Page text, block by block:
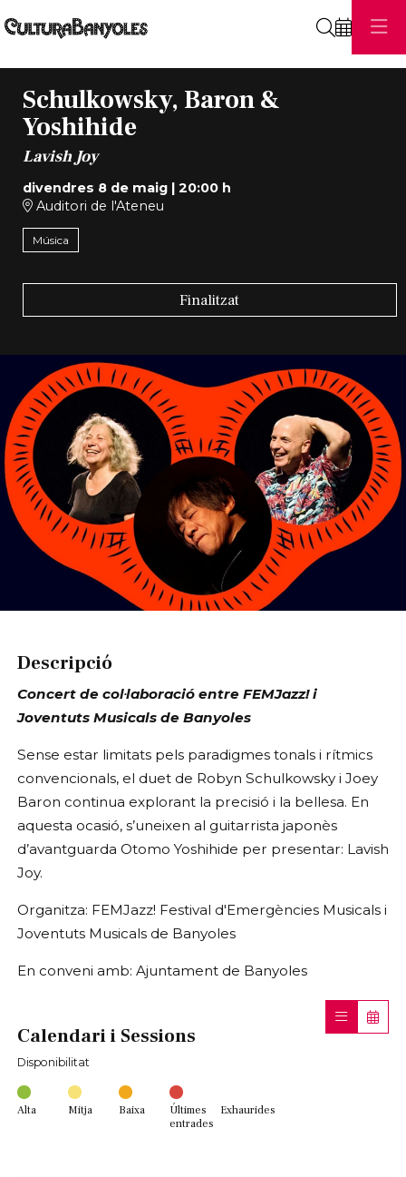
Schulkowsky, Baron &
Yoshihide
Lavish Joy
divendres 8 de maig| 20:00 h
Auditori de l'Ateneu
Música
Finalitzat
Descripció
Concert de col·laboració entre FEMJazz! i
Joventuts Musicals de Banyoles
Sense estar limitats pels paradigmes tonals i rítmics
convencionals, el duet de Robyn Schulkowsky i Joey
Baron continua explorant la precisió i la bellesa. En
aquesta ocasió, s’uneixen al guitarrista japonès
d’avantguarda Otomo Yoshihide per presentar: Lavish
Joy.
Organitza: FEMJazz! Festival d'Emergències Musicals i
Joventuts Musicals de Banyoles
En conveni amb: Ajuntament de Banyoles
Calendari i Sessions
Disponibilitat
Alta Mitja Baixa
Últimes
entrades
Exhaurides